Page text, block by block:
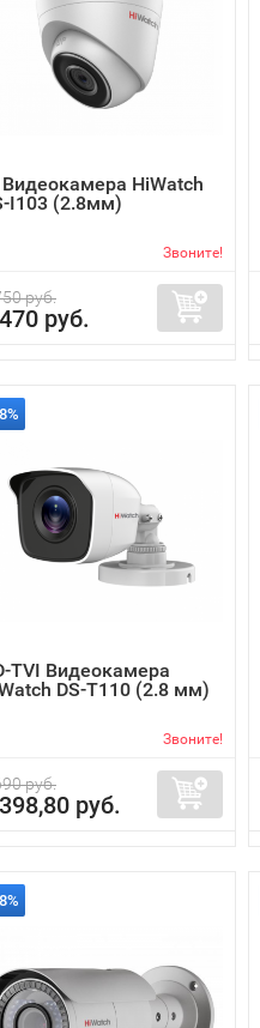
Видеокамера HiWatch
I103 (2.8мм)
Звоните!
руб.
руб.
TVI Видеокамера
DS-T110 (2.8 мм)
Звоните!
руб.
руб.